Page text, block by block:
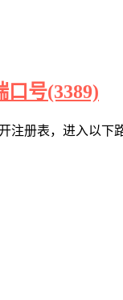
口号(3389)
注册表，进入以